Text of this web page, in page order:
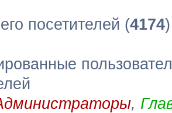
посетителей (4174
,